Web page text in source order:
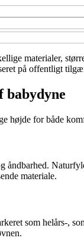
materialer,
på offentligt
babydyne
højde for både
åndbarhed.
materiale.
som helårs-,